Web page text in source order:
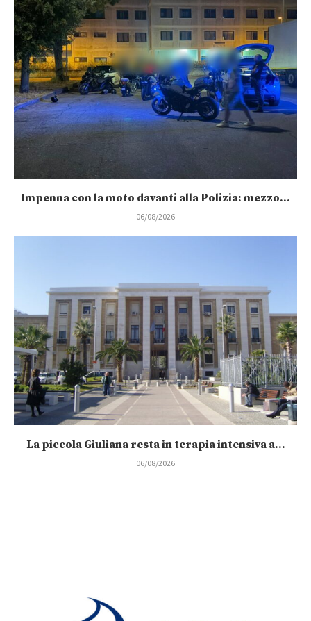
Impenna con la moto davanti alla Polizia: mezzo...
06/08/2026
La piccola Giuliana resta in terapia intensiva a...
06/08/2026